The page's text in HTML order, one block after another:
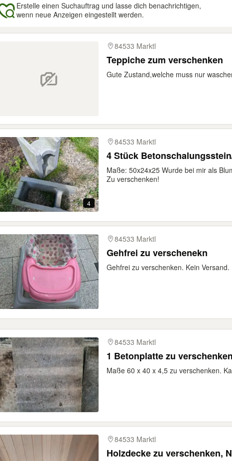
Erstelle einen Suchauftrag und lasse dich benachrichtigen,
wenn neue Anzeigen eingestellt werden.
84533 Marktl
Teppiche zum verschenken
Gute Zustand,welche muss nur
4
84533 Marktl
4 Stück
Maße: 50x24x25 Wurde bei mir als
Zu verschenken!
84533 Marktl
Gehfrei zu verschenekn
Gehfrei zu verschenken. Kein Versand.
84533 Marktl
1 Betonplatte zu verschenken
Maße 60 x 40 x 4,5 zu verschenken.
84533 Marktl
Holzdecke zu verschenken,